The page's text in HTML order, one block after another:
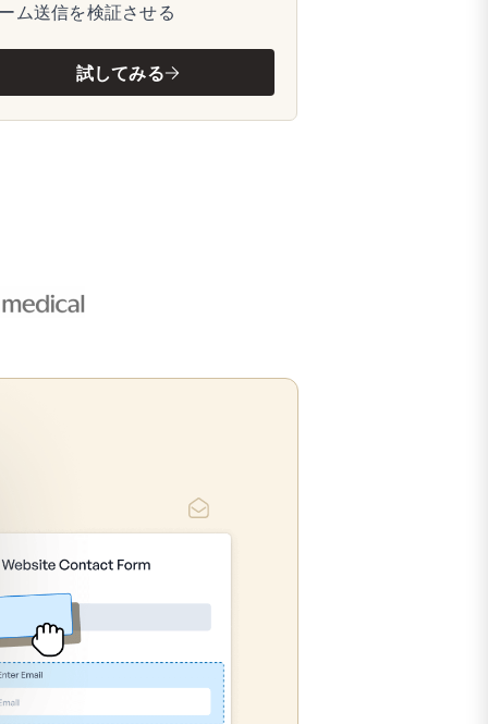
ム送信を検証させる
試してみる